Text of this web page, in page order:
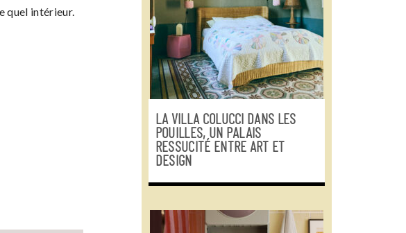
quel intérieur.
LA VILLA COLUCCI DANS LES
POUILLES, UN PALAIS
RESSUCITÉ ENTRE ART ET
DESIGN